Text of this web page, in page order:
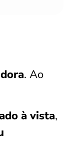
. Ao
à vista,